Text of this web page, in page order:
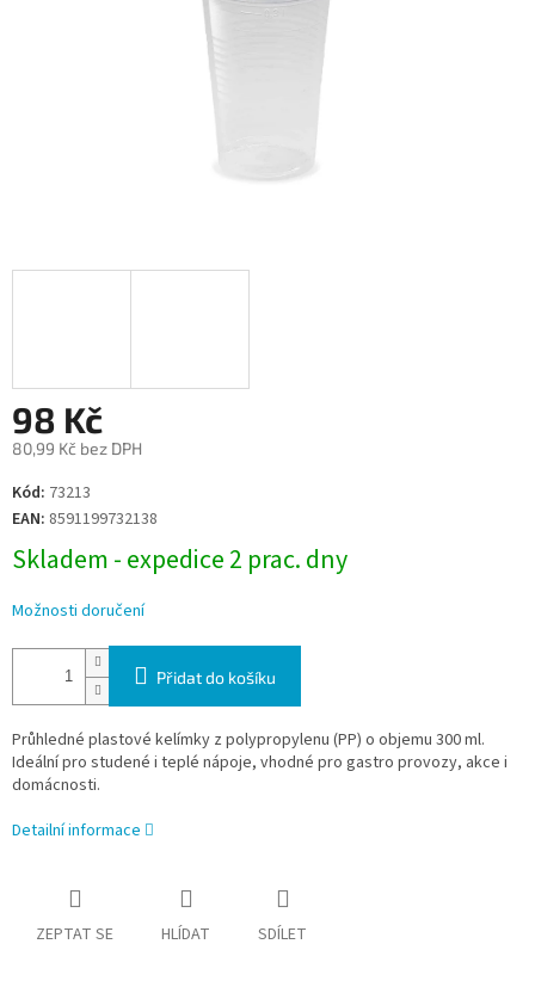
98 Kč
80,99 Kč bez DPH
Měrná
cena:
Kód: 73213
EAN: 8591199732138
Skladem - expedice 2 prac. dny
Možnosti doručení
Přidat do košíku
Průhledné plastové kelímky z polypropylenu (PP) o objemu 300 ml.
Ideální pro studené i teplé nápoje, vhodné pro gastro provozy, akce i
domácnosti.
Detailní informace
ZEPTAT SE HLÍDAT SDÍLET